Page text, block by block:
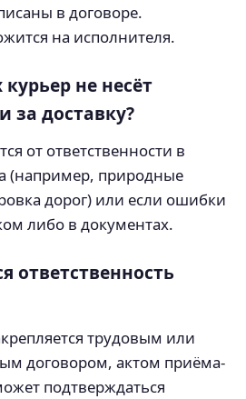
в договоре.
на исполнителя.
не несёт
за доставку?
от ответственности в
(например, природные
дорог) или если ошибки
либо в документах.
ответственность
трудовым или
договором, актом приёма-
подтверждаться